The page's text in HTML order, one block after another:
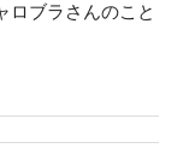
ロブラさんのこと